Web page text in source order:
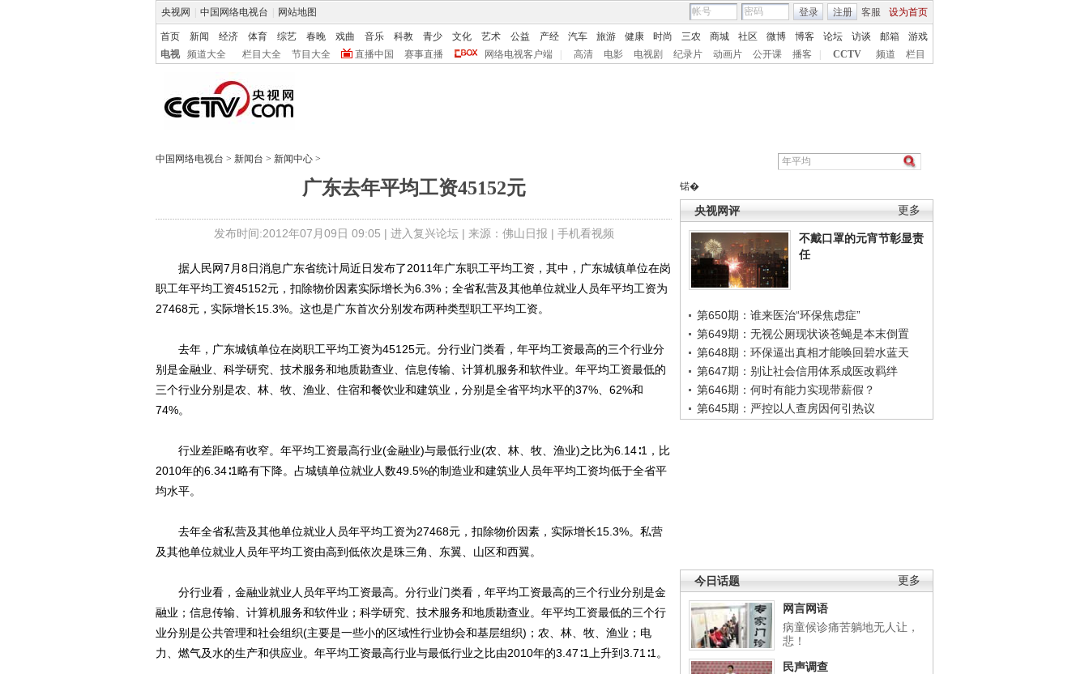
央视网 中国网络电视台 网站地图 客服 设为首页
登录 注册
首页 新闻 经济 体育 综艺 春晚 戏曲 音乐 科教 青少 文化 艺术 公益 产经 汽车 旅游 健康 时尚 三农 商城 社区 微博 博客 论坛 访谈 邮箱
游戏
电视
频道大全 栏目大全 节目大全 直播中国 赛事直播 网络电视客户端 高清 电影 电视剧 纪录片 动画片 公开课 播客 CCTV 频道 栏目
中国网络电视台 > 新闻台 > 新闻中心 >
广东去年平均工资45152元
发布时间:2012年07月09日 09:05 | 进入复兴论坛| 来源：佛山日报 | 手机看视频
锘�
更多
央视网评
不戴口罩的元宵节彰显责
任
第650期：谁来医治“环保焦虑症”
第649期：无视公厕现状谈苍蝇是本末倒置
第648期：环保逼出真相才能唤回碧水蓝天
第647期：别让社会信用体系成医改羁绊
第646期：何时有能力实现带薪假？
第645期：严控以人查房因何引热议
更多
今日话题
网言网语
病童候诊痛苦躺地无人让，
悲！
民声调查
据人民网7月8日消息广东省统计局近日发布了2011年广东职工平均工资，其中，广东城镇单位在岗
职工年平均工资45152元，扣除物价因素实际增长为6.3%；全省私营及其他单位就业人员年平均工资为
27468元，实际增长15.3%。这也是广东首次分别发布两种类型职工平均工资。
去年，广东城镇单位在岗职工平均工资为45125元。分行业门类看，年平均工资最高的三个行业分
别是金融业、科学研究、技术服务和地质勘查业、信息传输、计算机服务和软件业。年平均工资最低的
三个行业分别是农、林、牧、渔业、住宿和餐饮业和建筑业，分别是全省平均水平的37%、62%和
74%。
行业差距略有收窄。年平均工资最高行业(金融业)与最低行业(农、林、牧、渔业)之比为6.14∶1，比
2010年的6.34∶1略有下降。占城镇单位就业人数49.5%的制造业和建筑业人员年平均工资均低于全省平
均水平。
去年全省私营及其他单位就业人员年平均工资为27468元，扣除物价因素，实际增长15.3%。私营
及其他单位就业人员年平均工资由高到低依次是珠三角、东翼、山区和西翼。
分行业看，金融业就业人员年平均工资最高。分行业门类看，年平均工资最高的三个行业分别是金
融业；信息传输、计算机服务和软件业；科学研究、技术服务和地质勘查业。年平均工资最低的三个行
业分别是公共管理和社会组织(主要是一些小的区域性行业协会和基层组织)；农、林、牧、渔业；电
力、燃气及水的生产和供应业。年平均工资最高行业与最低行业之比由2010年的3.47∶1上升到3.71∶1。